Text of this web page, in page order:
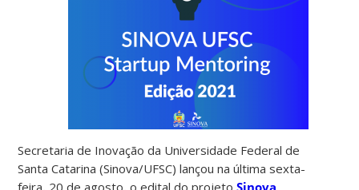
Secretaria de Inovação da Universidade Federal de
Santa Catarina (Sinova/UFSC) lançou na última sexta-
feira, 20 de agosto, o edital do projetoSinova